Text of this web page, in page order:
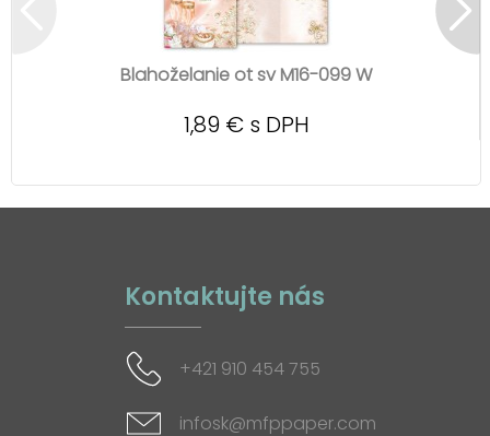
Blahoželanie ot sv M16-099 W
1,89 € s DPH
Kontaktujte nás
+421 910 454 755
infosk@mfppaper.com